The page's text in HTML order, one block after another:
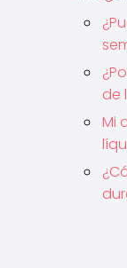
de
Mi